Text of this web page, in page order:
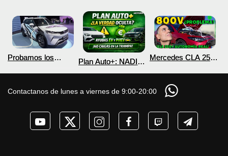
Probamos los
DM-i y EV con más
Plan Auto+: NADIE
coches eléctricos y
PHEV 2026
Mercedes CLA 250+
COCHE que NO lo
necesita? PRUEBA
de AUTONOMÍA
Contactanos de lunes a viernes de 9:00-20:00